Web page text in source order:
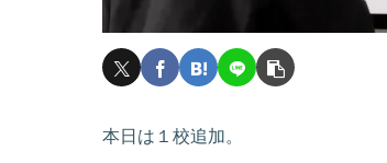
本日は１校追加。